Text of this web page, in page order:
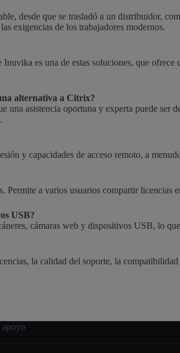
desde que se trasladó a un distribuidor,
exigencias de los trabajadores modernos.
es una de estas soluciones, que
alternativa a Citrix?
asistencia oportuna y experta puede ser
y capacidades de acceso remoto, a
a varios usuarios compartir
USB?
cámaras web y dispositivos USB, lo
la calidad del soporte, la
apoyo